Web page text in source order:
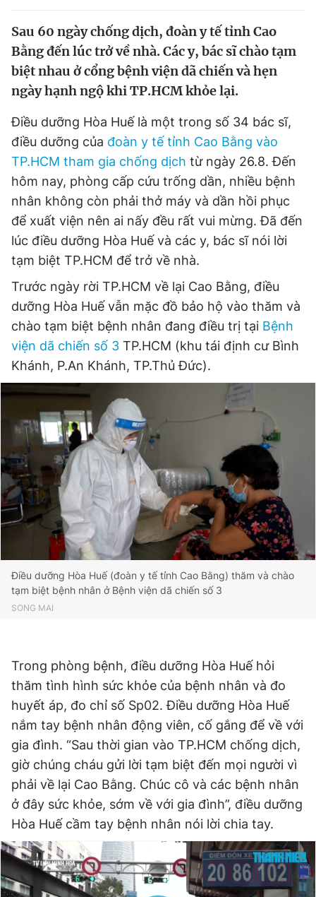
Video Magazine
Sản phẩm khác
Tiện ích Bạn cần biết
Thông tin tòa soạn Liên hệ quảng cáo
Theo dõi báo trên
0906 645 777
Liên hệ quảng cáo
0908 780 404
Đặt báo Quảng cáo RSS Chính sách bảo
Tổng biên tập: Nguyễn Ngọc Toàn
Phó tổng biên tập thường trực: Hải Thành
Phó tổng biên tập: Lâm Hiếu Dũng
Phó tổng biên tập: Trần Việt Hưng
Tổng thư ký tòa soạn: Đức Trung
Giấy phép xuất bản số 110/GP - BTTTT cấp ngày 24.3.2020
© 2003-2026 Bản quyền thuộc về Báo Thanh Niên. Cấm sao
chép dưới mọi hình thức nếu không có sự chấp thuận bằng văn
bản. Phát triển bởi ePi Technologies, JSC.
Sau 60 ngày chống dịch, đoàn y tế tỉnh Cao
Bằng đến lúc trở về nhà. Các y, bác sĩ chào tạm
biệt nhau ở cổng bệnh viện dã chiến và hẹn
ngày hạnh ngộ khi TP.HCM khỏe lại.
Điều dưỡng Hòa Huế là một trong số 34 bác sĩ,
điều dưỡng của đoàn y tế tỉnh Cao Bằng vào
TP.HCM tham gia chống dịch từ ngày 26.8. Đến
hôm nay, phòng cấp cứu trống dần, nhiều bệnh
nhân không còn phải thở máy và dần hồi phục
để xuất viện nên ai nấy đều rất vui mừng. Đã đến
lúc điều dưỡng Hòa Huế và các y, bác sĩ nói lời
tạm biệt TP.HCM để trở về nhà.
Trước ngày rời TP.HCM về lại Cao Bằng, điều
dưỡng Hòa Huế vẫn mặc đồ bảo hộ vào thăm và
chào tạm biệt bệnh nhân đang điều trị tại Bệnh
viện dã chiến số 3 TP.HCM (khu tái định cư Bình
Khánh, P.An Khánh, TP.Thủ Đức).
Điều dưỡng Hòa Huế (đoàn y tế tỉnh Cao Bằng) thăm và chào
tạm biệt bệnh nhân ở Bệnh viện dã chiến số 3
SONG MAI
Trong phòng bệnh, điều dưỡng Hòa Huế hỏi
thăm tình hình sức khỏe của bệnh nhân và đo
huyết áp, đo chỉ số Sp02. Điều dưỡng Hòa Huế
nắm tay bệnh nhân động viên, cố gắng để về với
gia đình. “Sau thời gian vào TP.HCM chống dịch,
giờ chúng cháu gửi lời tạm biệt đến mọi người vì
phải về lại Cao Bằng. Chúc cô và các bệnh nhân
ở đây sức khỏe, sớm về với gia đình”, điều dưỡng
Hòa Huế cầm tay bệnh nhân nói lời chia tay.